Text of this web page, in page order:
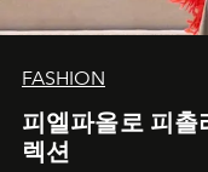
FASHION
피엘파올로 피촐
렉션